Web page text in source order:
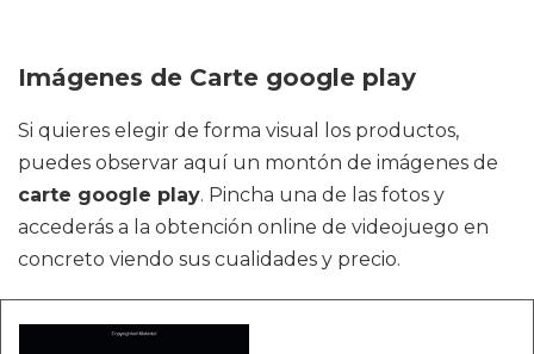
Imágenes de Carte google play
Si quieres elegir de forma visual los productos,
puedes observar aquí un montón de imágenes de
carte google play. Pincha una de las fotos y
accederás a la obtención online de videojuego en
concreto viendo sus cualidades y precio.